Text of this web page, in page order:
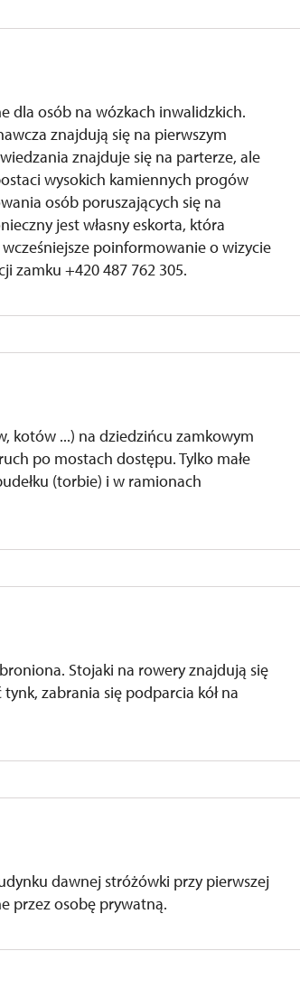
dla osób na wózkach inwalidzkich.
znajdują się na pierwszym
znajduje się na parterze, ale
wysokich kamiennych progów
osób poruszających się na
jest własny eskorta, która
poinformowanie o wizycie
zamku +420 487 762 305.
kotów ...) na dziedzińcu zamkowym
po mostach dostępu. Tylko małe
(torbie) i w ramionach
Stojaki na rowery znajdują się
zabrania się podparcia kół na
dawnej stróżówki przy pierwszej
przez osobę prywatną.